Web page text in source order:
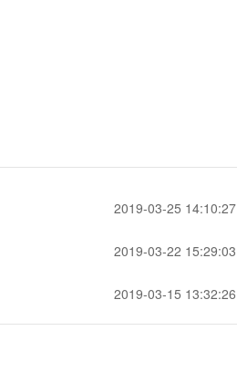
2019-03-25 14:10:27
2019-03-22 15:29:03
2019-03-15 13:32:26